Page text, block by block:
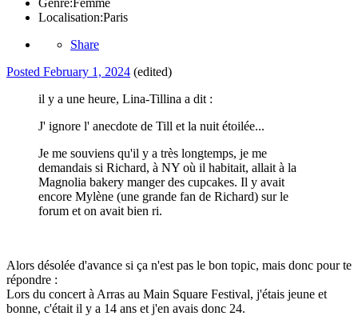
Genre:Femme
Localisation:Paris
Share
Posted February 1, 2024 (edited)
il y a une heure, Lina-Tillina a dit :
J' ignore l' anecdote de Till et la nuit étoilée...
Je me souviens qu'il y a très longtemps, je me
demandais si Richard, à NY où il habitait, allait à la
Magnolia bakery manger des cupcakes. Il y avait
encore Mylène (une grande fan de Richard) sur le
forum et on avait bien ri.
Alors désolée d'avance si ça n'est pas le bon topic, mais donc pour te
répondre :
Lors du concert à Arras au Main Square Festival, j'étais jeune et
bonne, c'était il y a 14 ans et j'en avais donc 24.